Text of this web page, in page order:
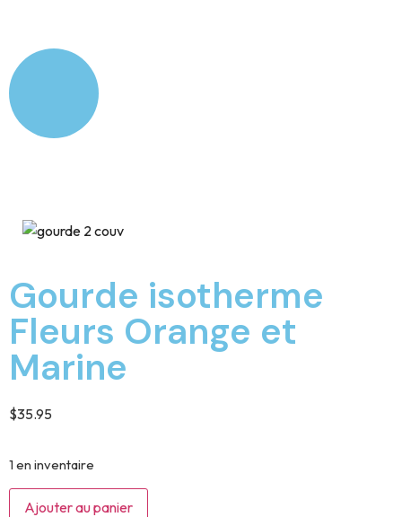
Gourde isotherme
Fleurs Orange et
Marine
$35.95
1 en inventaire
Ajouter au panier